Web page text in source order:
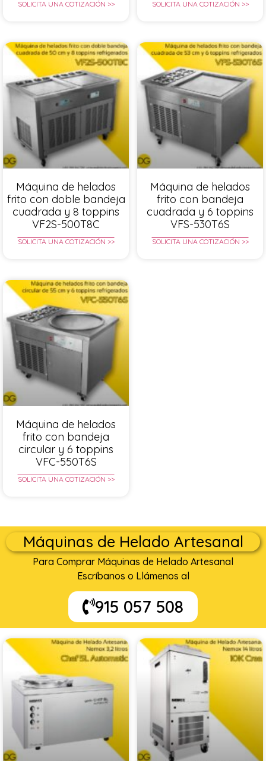
SOLICITA UNA COTIZACIÓN >> SOLICITA UNA COTIZACIÓN >>
Máquina de helados
frito con doble bandeja
cuadrada y 8 toppins
VF2S-500T8C
SOLICITA UNA COTIZACIÓN >>
Máquina de helados
frito con bandeja
cuadrada y 6 toppins
VFS-530T6S
SOLICITA UNA COTIZACIÓN >>
Máquina de helados
frito con bandeja
circular y 6 toppins
VFC-550T6S
SOLICITA UNA COTIZACIÓN >>
Máquinas de Helado Artesanal
Para Comprar Máquinas de Helado Artesanal
Escríbanos o Llámenos al
915 057 508